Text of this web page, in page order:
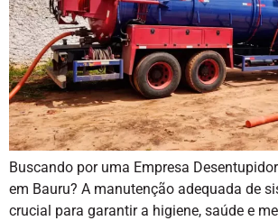
Buscando por uma Empresa
em Bauru? A manutenção adequada de
crucial para garantir a higiene, saúde e